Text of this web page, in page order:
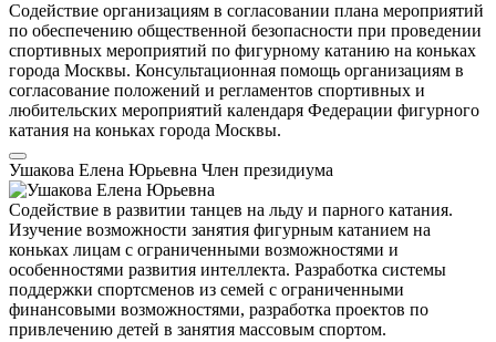
Содействие организациям в согласовании плана мероприятий
по обеспечению общественной безопасности при проведении
спортивных мероприятий по фигурному катанию на коньках
города Москвы. Консультационная помощь организациям в
согласование положений и регламентов спортивных и
любительских мероприятий календаря Федерации фигурного
катания на коньках города Москвы.
Ушакова Елена Юрьевна Член президиума
Содействие в развитии танцев на льду и парного катания.
Изучение возможности занятия фигурным катанием на
коньках лицам с ограниченными возможностями и
особенностями развития интеллекта. Разработка системы
поддержки спортсменов из семей с ограниченными
финансовыми возможностями, разработка проектов по
привлечению детей в занятия массовым спортом.